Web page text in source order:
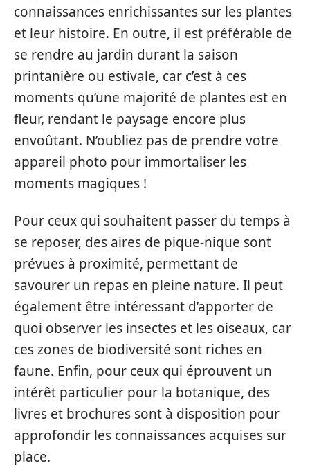
connaissances enrichissantes sur les plantes
et leur histoire. En outre, il est préférable de
se rendre au jardin durant la saison
printanière ou estivale, car c’est à ces
moments qu’une majorité de plantes est en
fleur, rendant le paysage encore plus
envoûtant. N’oubliez pas de prendre votre
appareil photo pour immortaliser les
moments magiques !
Pour ceux qui souhaitent passer du temps à
se reposer, des aires de pique-nique sont
prévues à proximité, permettant de
savourer un repas en pleine nature. Il peut
également être intéressant d’apporter de
quoi observer les insectes et les oiseaux, car
ces zones de biodiversité sont riches en
faune. Enfin, pour ceux qui éprouvent un
intérêt particulier pour la botanique, des
livres et brochures sont à disposition pour
approfondir les connaissances acquises sur
place.